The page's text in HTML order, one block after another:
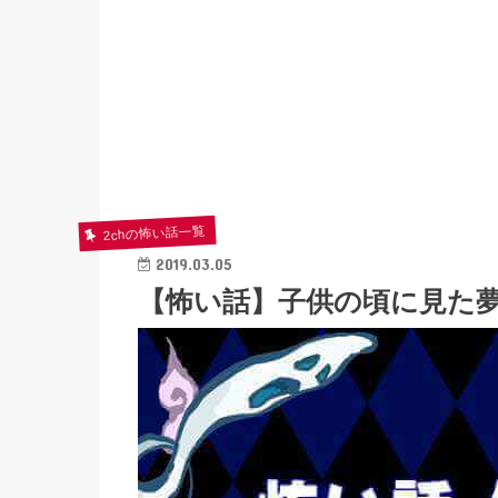
2chの怖い話一覧
2019.03.05
【怖い話】子供の頃に見た